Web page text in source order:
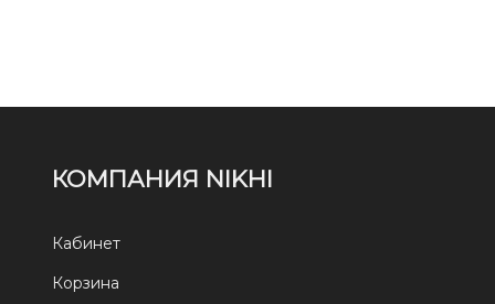
КОМПАНИЯ NIKHI
Кабинет
Корзина